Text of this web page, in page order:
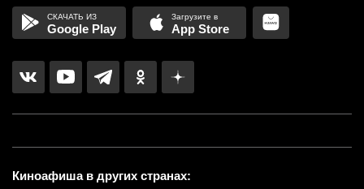
Google Play App Store
Киноафиша в других странах: